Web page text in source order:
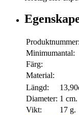
Produktnummer:
Minimumantal:
Färg:
Material:
Längd:
Diameter: 1 cm.
Vikt:
17 g.